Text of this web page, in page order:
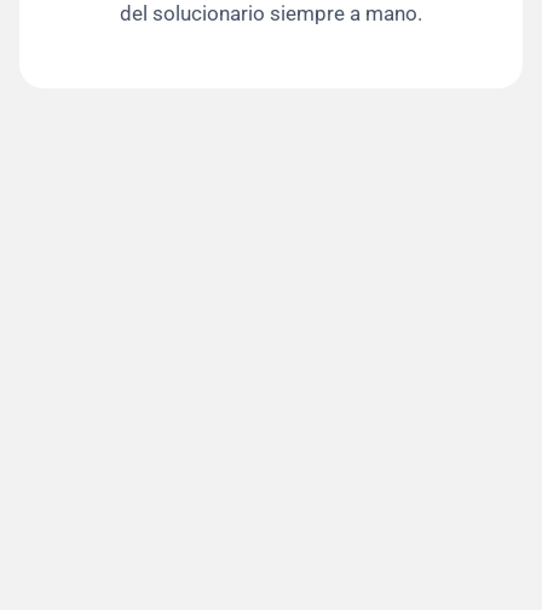
del solucionario siempre a mano.